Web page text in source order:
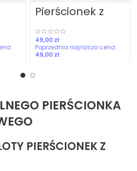
Pierścionek z
Lapis Lazuli i
Hematytem
zł
49,00 zł
PIERŚCIONKA
PIERŚCIONEK Z